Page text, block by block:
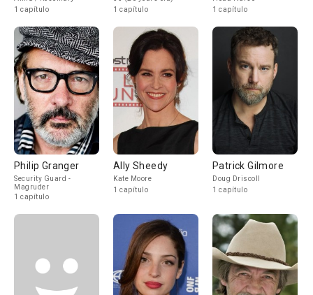
1 capítulo
1 capítulo
1 capítulo
Philip Granger
Security Guard -
Magruder
1 capítulo
Ally Sheedy
Kate Moore
1 capítulo
Patrick Gilmore
Doug Driscoll
1 capítulo